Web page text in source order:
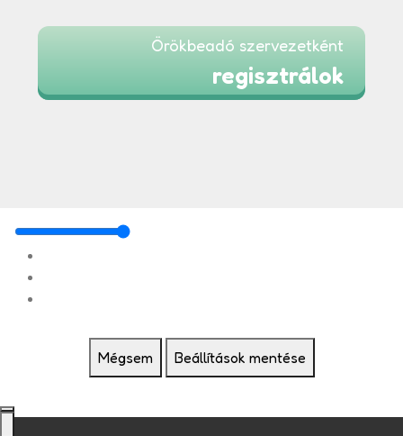
Örökbeadó szervezetként
regisztrálok
Mégsem Beállítások mentése